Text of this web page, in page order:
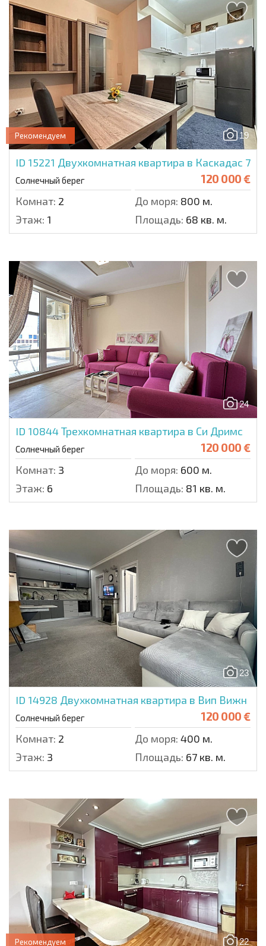
19
Рекомендуем
ID 15221 Двухкомнатная квартира в Каскадас 7
Солнечный берег 120 000 €
Комнат: 2 До моря: 800 м.
Этаж: 1 Площадь: 68 кв. м.
24
ID 10844Трехкомнатная квартира в Си Дримс
Солнечный берег 120 000 €
Комнат: 3 До моря: 600 м.
Этаж: 6 Площадь: 81 кв. м.
23
ID 14928 Двухкомнатная квартира в Вип Вижн
Солнечный берег 120 000 €
Комнат: 2 До моря: 400 м.
Этаж: 3 Площадь: 67 кв. м.
22
Рекомендуем